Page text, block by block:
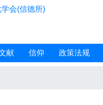
会(信德所)
献 信仰 政策法规